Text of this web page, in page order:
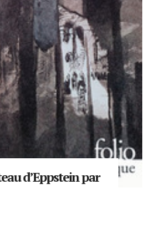
d’Eppstein par